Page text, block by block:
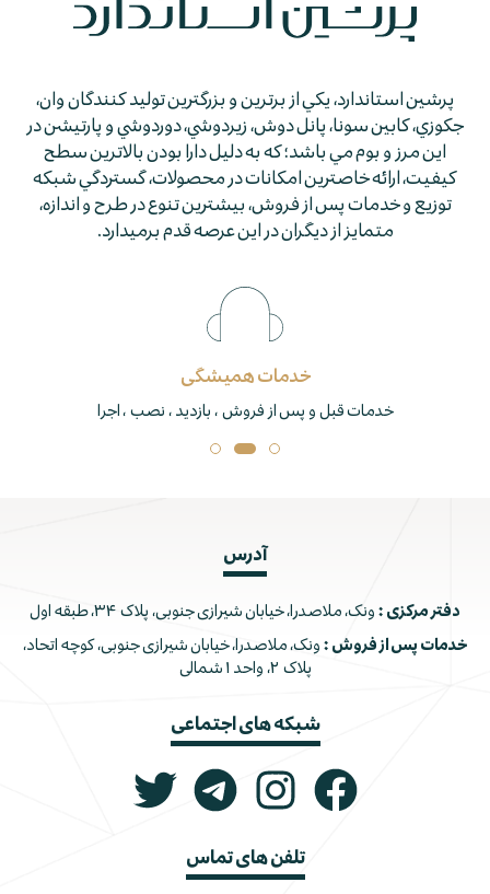
پرشين استاندارد، يكي از برترين و بزرگترين توليد كنندگان وان،
جكوزي، كابين سونا، پانل دوش، زيردوشي، دوردوشي و پارتيشن در
اين مرز و بوم مي باشد؛ كه به دليل دارا بودن بالاترين سطح
كيفيت، ارائه خاصترين امكانات در محصولات، گستردگي شبكه
توزيع و خدمات پس از فروش، بيشترين تنوع در طرح و اندازه،
متمايز از ديگران در اين عرصه قدم برمي­دارد.
خدمات همیشگی
خدمات قبل و پس از فروش ، بازدید ، نصب ، اجرا
آدرس
دفتر مرکزی : ونک، ملاصدرا، خیابان شیرازی جنوبی، پلاک ۳۴، طبقه اول
خدمات پس از فروش : ونک، ملاصدرا، خیابان شیرازی جنوبی، کوچه اتحاد،
پلاک ۲، واحد ۱ شمالی
شبکه های اجتماعی
تلفن های تماس